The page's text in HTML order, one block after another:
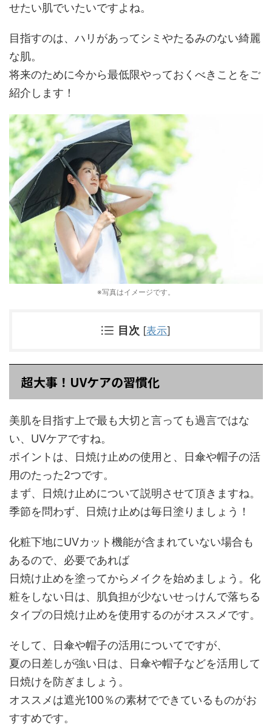
せたい肌でいたいですよね。
目指すのは、ハリがあってシミやたるみのない綺麗
な肌。
将来のために今から最低限やっておくべきことをご
紹介します！
※写真はイメージです。
目次 [表示]
超大事！UVケアの習慣化
美肌を目指す上で最も大切と言っても過言ではな
い、UVケアですね。
ポイントは、日焼け止めの使用と、日傘や帽子の活
用のたった2つです。
まず、日焼け止めについて説明させて頂きますね。
季節を問わず、日焼け止めは毎日塗りましょう！
化粧下地にUVカット機能が含まれていない場合も
あるので、必要であれば
日焼け止めを塗ってからメイクを始めましょう。化
粧をしない日は、肌負担が少ないせっけんで落ちる
タイプの日焼け止めを使用するのがオススメです。
そして、日傘や帽子の活用についてですが、
夏の日差しが強い日は、日傘や帽子などを活用して
日焼けを防ぎましょう。
オススメは遮光100％の素材でできているものがお
すすめです。